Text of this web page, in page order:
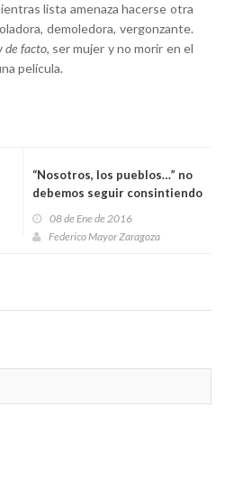
lista amenaza hacerse otra
demoledora, vergonzante.
de facto, ser mujer y no morir en el
película.
“Nosotros, los pueblos…” no
debemos seguir consintiendo
la barbarie de la pena de
muerte y de las ejecuciones
08 de Ene de 2016
Federico Mayor Zaragoza